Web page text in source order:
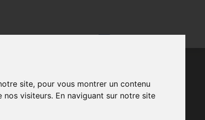
site, pour vous montrer un contenu
visiteurs. En naviguant sur notre site